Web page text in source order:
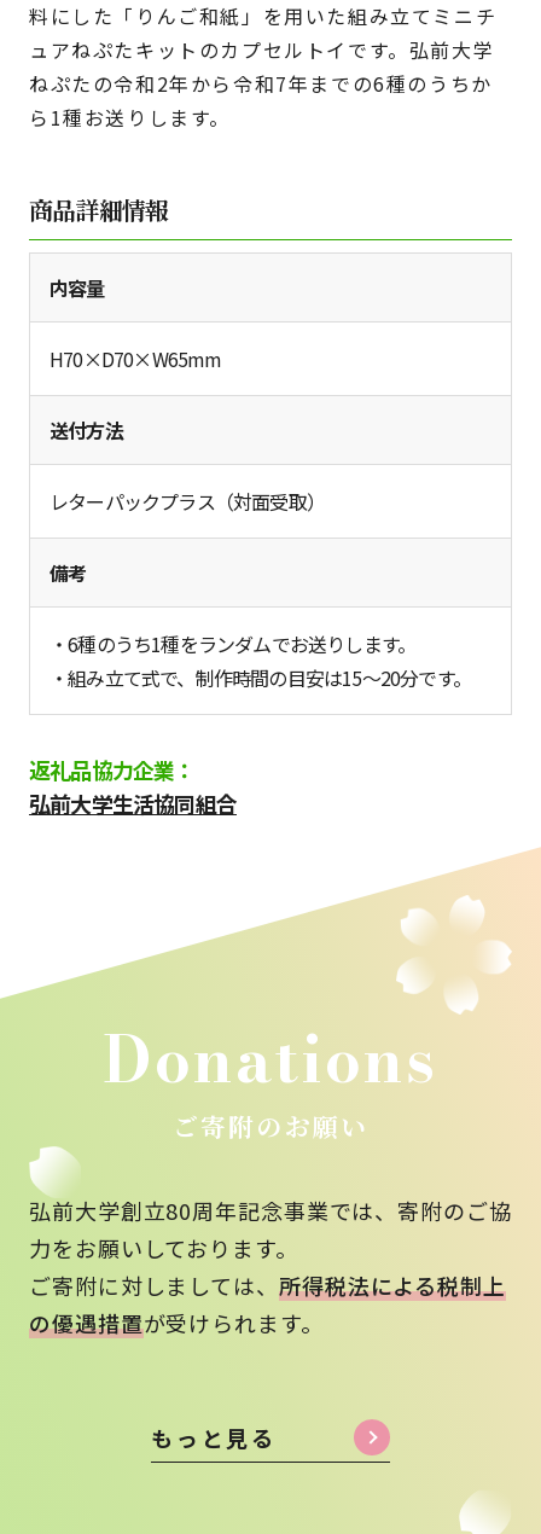
料にした「りんご和紙」を用いた組み立てミニチ
ュアねぷたキットのカプセルトイです。弘前大学
ねぷたの令和2年から令和7年までの6種のうちか
ら1種お送りします。
商品詳細情報
内容量
H70×D70×W65mm
送付方法
レターパックプラス（対面受取）
備考
・6種のうち1種をランダムでお送りします。
・組み立て式で、制作時間の目安は15～20分です。
返礼品協力企業：
弘前大学生活協同組合
Donations
ご寄附のお願い
弘前大学創立80周年記念事業では、寄附のご協
力をお願いしております。
ご寄附に対しましては、 所得税法による税制上
の優遇措置が受けられます。
もっと見る